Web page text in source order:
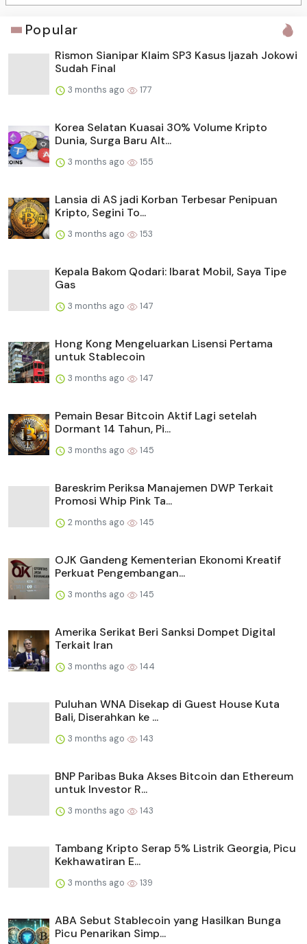
Popular
Rismon Sianipar Klaim SP3 Kasus Ijazah Jokowi
Sudah Final
3 months ago 177
Korea Selatan Kuasai 30% Volume Kripto
Dunia, Surga Baru Alt...
3 months ago 155
Lansia di AS jadi Korban Terbesar Penipuan
Kripto, Segini To...
3 months ago 153
Kepala Bakom Qodari: Ibarat Mobil, Saya Tipe
Gas
3 months ago 147
Hong Kong Mengeluarkan Lisensi Pertama
untuk Stablecoin
3 months ago 147
Pemain Besar Bitcoin Aktif Lagi setelah
Dormant 14 Tahun, Pi...
3 months ago 145
Bareskrim Periksa Manajemen DWP Terkait
Promosi Whip Pink Ta...
2 months ago 145
OJK Gandeng Kementerian Ekonomi Kreatif
Perkuat Pengembangan...
3 months ago 145
Amerika Serikat Beri Sanksi Dompet Digital
Terkait Iran
3 months ago 144
Puluhan WNA Disekap di Guest House Kuta
Bali, Diserahkan ke ...
3 months ago 143
BNP Paribas Buka Akses Bitcoin dan Ethereum
untuk Investor R...
3 months ago 143
Tambang Kripto Serap 5% Listrik Georgia, Picu
Kekhawatiran E...
3 months ago 139
ABA Sebut Stablecoin yang Hasilkan Bunga
Picu Penarikan Simp...